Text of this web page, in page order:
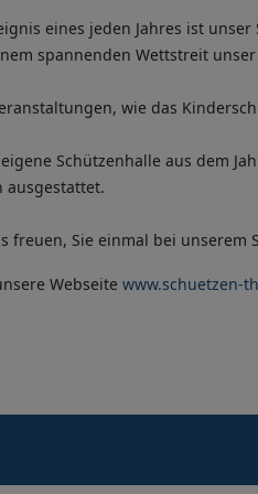
eines jeden Jahres ist
spannenden Wettstreit
wie das
Schützenhalle aus dem
ausgestattet.
freuen, Sie einmal bei
Webseite www.schuetzen-